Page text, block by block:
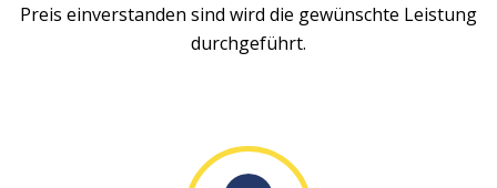
Preis einverstanden sind wird die gewünschte Leistung
durchgeführt.